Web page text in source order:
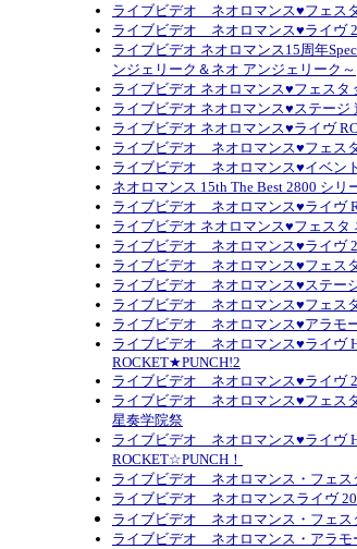
ライブビデオ ネオロマンス♥フェ
ライブビデオ ネオロマンス♥ライヴ
ライブビデオ ネオロマンス15周年
ンジェリーク＆ネオ アンジェリーク～
ライブビデオ ネオロマンス♥フェスタ
ライブビデオ ネオロマンス♥ステージ
ライブビデオ ネオロマンス♥ライヴ
ライブビデオ ネオロマンス♥フェス
ライブビデオ ネオロマンス♥イベン
ネオロマンス 15th The Best 2800 シリ
ライブビデオ ネオロマンス♥ライヴ
ライブビデオ ネオロマンス♥フェス
ライブビデオ ネオロマンス♥ライヴ
ライブビデオ ネオロマンス♥フェス
ライブビデオ ネオロマンス♥ステー
ライブビデオ ネオロマンス♥フェス
ライブビデオ ネオロマンス♥アラモ
ライブビデオ ネオロマンス♥ライヴ
ROCKET★PUNCH!2
ライブビデオ ネオロマンス♥ライヴ
ライブビデオ ネオロマンス♥フェス
星奏学院祭
ライブビデオ ネオロマンス♥ライヴ
ROCKET☆PUNCH！
ライブビデオ ネオロマンス・フェ
ライブビデオ ネオロマンスライヴ
ライブビデオ ネオロマンス・フェス
ライブビデオ ネオロマンス・アラモ